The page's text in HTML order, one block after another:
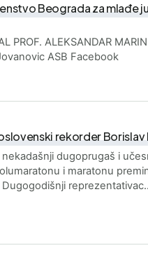
Beograda za mlađe
PROF. ALEKSANDAR
ASB Facebook
rekorder Borislav
nekadašnji dugoprugaš i
i maratonu
Dugogodišnji